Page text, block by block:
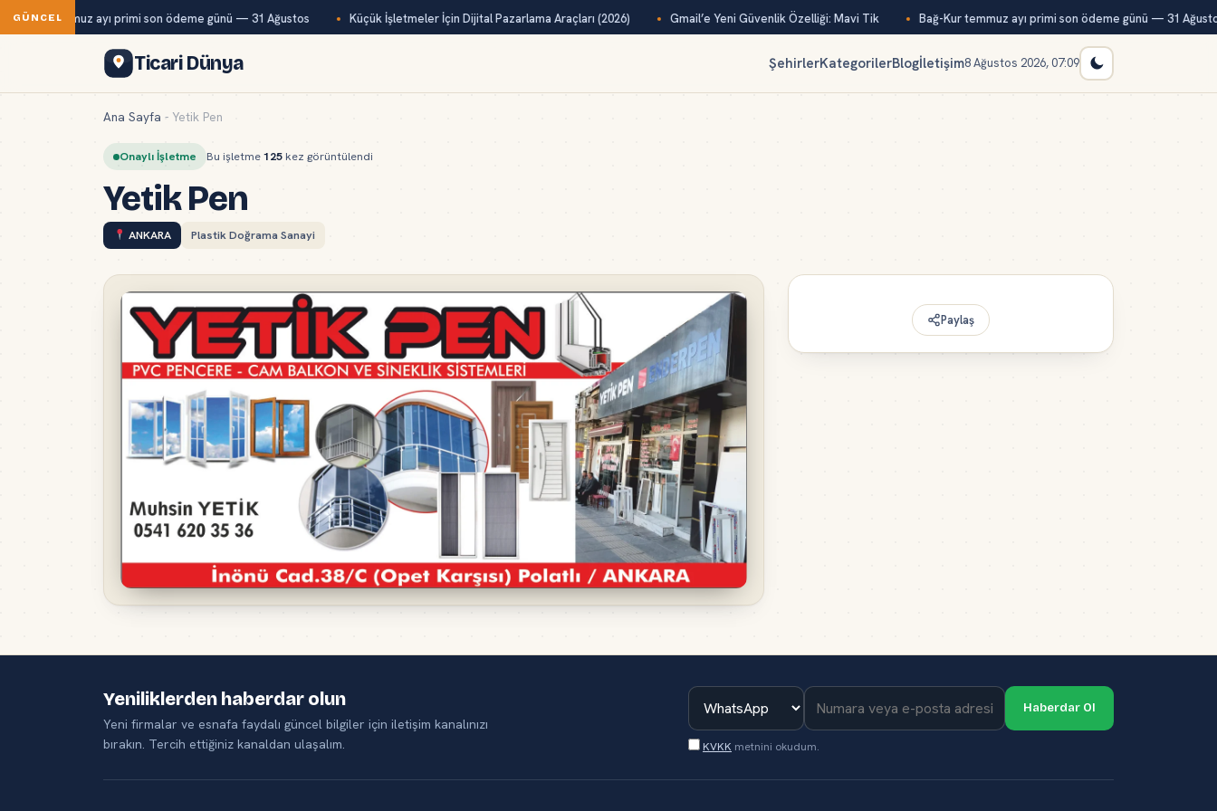
GÜNCEL
Kur temmuz ayı primi son ödeme günü — 31 Ağustos Küçük İşletmeler İçin Dijital Pazarlama Araçları (2026) Gmail’e Yeni Güvenlik Özelliği: Mavi Tik Bağ-Kur temmuz ayı primi son ödeme günü — 31
Ticari Dünya ŞehirlerKategorilerBlogİletişim8 Ağustos 2026, 07:09
Ana Sayfa - Yetik Pen
Onaylı İşletme Bu işletme125 kez görüntülendi
Yetik Pen
ANKARA Plastik Doğrama Sanayi
Paylaş
Yeniliklerden haberdar olun
Yeni firmalar ve esnafa faydalı güncel bilgiler için iletişim kanalınızı
bırakın. Tercih ettiğiniz kanaldan ulaşalım.
Haberdar Ol
KVKK metnini okudum.